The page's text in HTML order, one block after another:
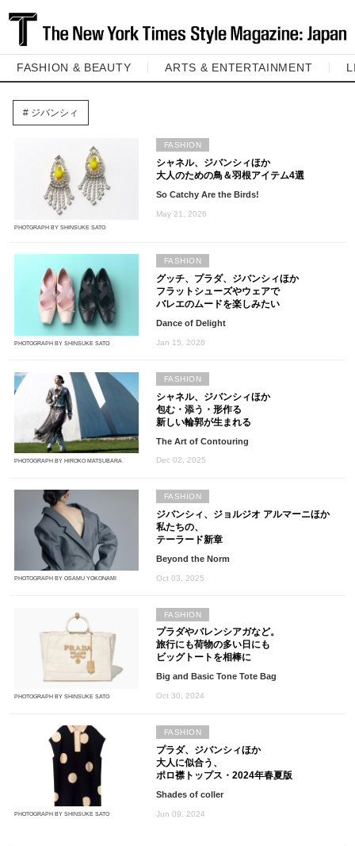
FASHION & BEAUTY ARTS & ENTERTAINMENT
ジバンシィ
PHOTGRAPH BY SHINSUKE SATO
シャネル、ジバンシィほか
大人のための鳥＆羽根アイテム4選
So Catchy Are the Birds!
May 21, 2026
FASHION
PHOTOGRAPH BY SHINSUKE SATO
グッチ、プラダ、ジバンシィほか
フラットシューズやウェアで
バレエのムードを楽しみたい
Dance of Delight
Jan 15, 2026
FASHION
PHOTOGRAPH BY HIROKO MATSUBARA
シャネル、ジバンシィほか
包む・添う・形作る
新しい輪郭が生まれる
The Art of Contouring
Dec 02, 2025
FASHION
PHOTOGRAPH BY OSAMU YOKONAMI
ジバンシィ、ジョルジオ アルマーニほか
私たちの、
テーラード新章
Beyond the Norm
Oct 03, 2025
FASHION
PHOTOGRAPH BY SHINSUKE SATO
プラダやバレンシアガなど。
旅行にも荷物の多い日にも
ビッグトートを相棒に
Big and Basic Tone Tote Bag
Oct 30, 2024
FASHION
PHOTOGRAPH BY SHINSUKE SATO
プラダ、ジバンシィほか
大人に似合う、
ポロ襟トップス・2024年春夏版
Shades of coller
Jun 09, 2024
FASHION